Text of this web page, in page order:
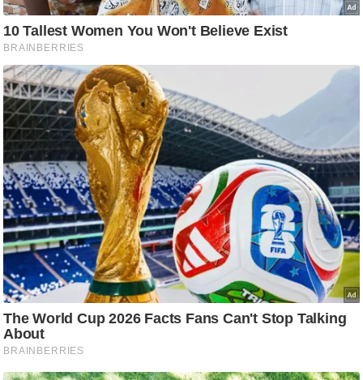
म
यि
क
मा
तृ
भू
मि
स्तं
भ
ए
म
.
आ
र
.
आ